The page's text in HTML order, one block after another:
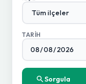
TARIH
Sorgula